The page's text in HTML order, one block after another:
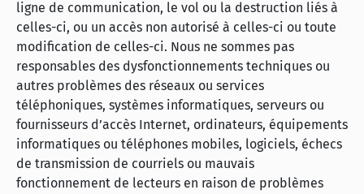
ligne de communication, le vol ou la destruction liés à
celles-ci, ou un accès non autorisé à celles-ci ou toute
modification de celles-ci. Nous ne sommes pas
responsables des dysfonctionnements techniques ou
autres problèmes des réseaux ou services
téléphoniques, systèmes informatiques, serveurs ou
fournisseurs d’accès Internet, ordinateurs, équipements
informatiques ou téléphones mobiles, logiciels, échecs
de transmission de courriels ou mauvais
fonctionnement de lecteurs en raison de problèmes